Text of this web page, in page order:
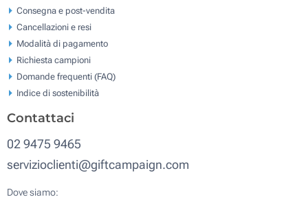
Consegna e post-vendita
Cancellazioni e resi
Modalità di pagamento
Richiesta campioni
Domande frequenti (FAQ)
Indice di sostenibilità
Contattaci
02 9475 9465
servizioclienti@giftcampaign.com
Dove siamo: